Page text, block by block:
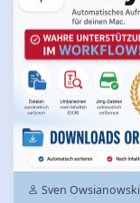
Sven Owsianowski